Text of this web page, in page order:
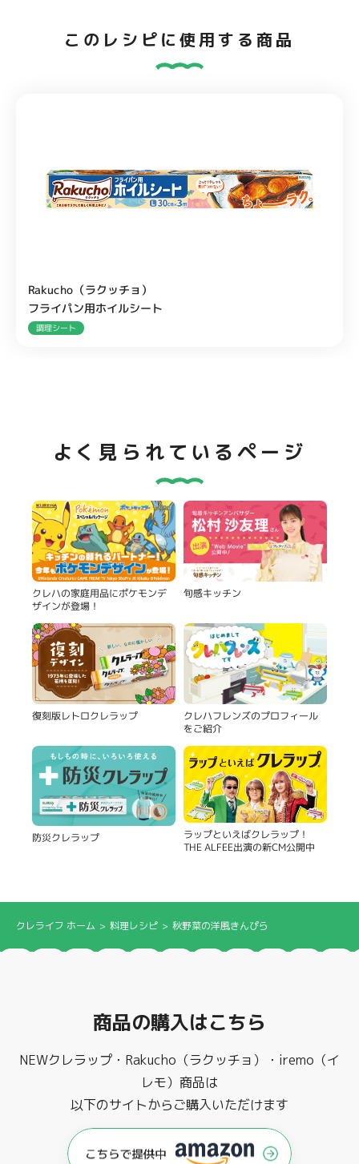
このレシピに使用する商品
Rakucho（ラクッチョ）
フライパン用ホイルシート
調理シート
よく見られているページ
クレハの家庭用品にポケモンデ
ザインが登場！
旬感キッチン
復刻版レトロクレラップ クレハフレンズのプロフィール
をご紹介
防災クレラップ ラップといえばクレラップ！
THE ALFEE出演の新CM公開中
クレライフ ホーム 料理レシピ 秋野菜の洋風きんぴら
商品の購入はこちら
NEWクレラップ・Rakucho（ラクッチョ）・iremo（イ
レモ）商品は
以下のサイトからご購入いただけます